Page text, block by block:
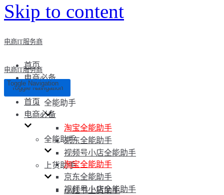
Skip to content
电商IT服务商
首页
电商必备
全能助手
淘宝全能助手
京东全能助手
视频号小店全能助手
上货助手
小红书上货助手
电商IT服务商
Toggle Navigation
Toggle Navigation
首页
电商必备
全能助手
淘宝全能助手
京东全能助手
视频号小店全能助手